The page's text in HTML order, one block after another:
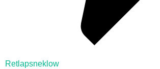
Retlapsneklow